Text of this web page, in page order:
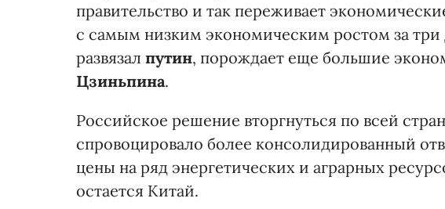
правительство и так переживает
с самым низким экономическим ростом за три
развязал путин, порождает еще большие
Цзиньпина.
Российское решение вторгнуться по всей
спровоцировало более консолидированный
цены на ряд энергетических и аграрных
остается Китай.